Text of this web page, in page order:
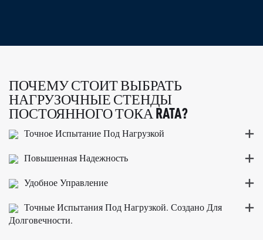
ПОЧЕМУ СТОИТ ВЫБРАТЬ
НАГРУЗОЧНЫЕ СТЕНДЫ
ПОСТОЯННОГО ТОКА RATA?
Точное Испытание Под Нагрузкой
Повышенная Надежность
Удобное Управление
Точные Испытания Под Нагрузкой. Создано Для
Долговечности.